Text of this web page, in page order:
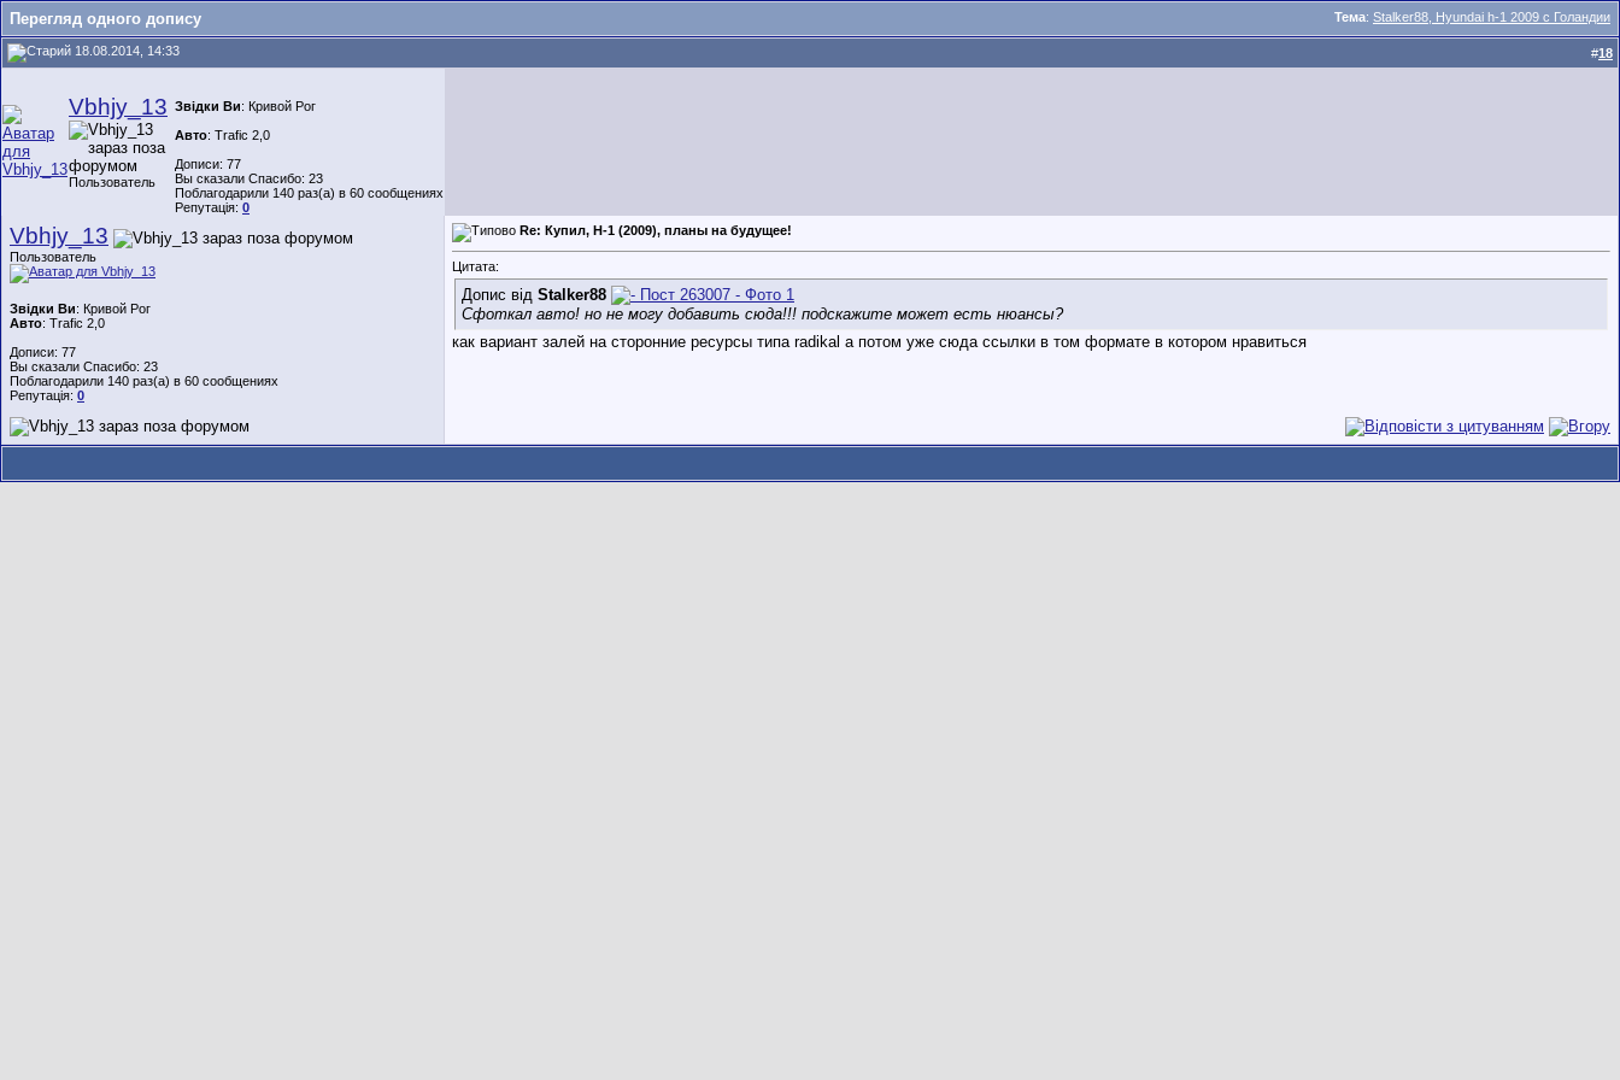
Тема: Stalker88, Hyundai h-1 2009 с Голандии
Перегляд одного допису
18.08.2014, 14:33 #18
Vbhjy_13
Пользователь
Звідки Ви: Кривой Рог
Авто: Trafic 2,0
Дописи: 77
Вы сказали Спасибо: 23
Поблагодарили 140 раз(а) в 60 сообщениях
Репутація: 0
Vbhjy_13
Пользователь
Звідки Ви: Кривой Рог
Авто: Trafic 2,0
Дописи: 77
Вы сказали Спасибо: 23
Поблагодарили 140 раз(а) в 60 сообщениях
Репутація: 0
Re: Купил, H-1 (2009), планы на будущее!
Цитата:
Допис від Stalker88
Сфоткал авто! но не могу добавить сюда!!! подскажите может есть нюансы?
как вариант залей на сторонние ресурсы типа radikal а потом уже сюда ссылки в том формате в котором нравиться